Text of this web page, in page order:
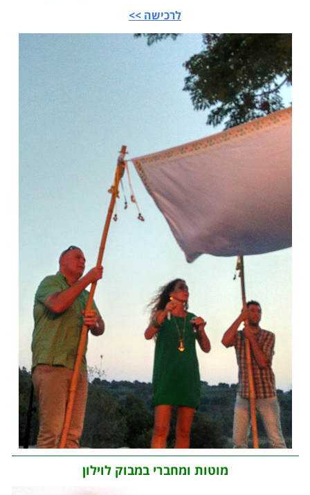
לרכישה >>
מוטות ומחברי במבוק לוילון